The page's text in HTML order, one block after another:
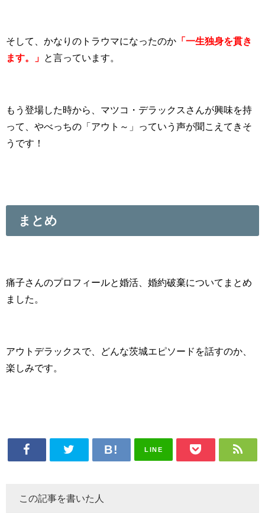
そして、かなりのトラウマになったのか 「一生独身を貫き
ます。」
と言っています。
もう登場した時から、マツコ・デラックスさんが興味を持
って、やべっちの「アウト～」っていう声が聞こえてきそ
うです！
まとめ
痛子さんのプロフィールと婚活、婚約破棄についてまとめ
ました。
アウトデラックスで、どんな茨城エピソードを話すのか、
楽しみです。
LINE
この記事を書いた人